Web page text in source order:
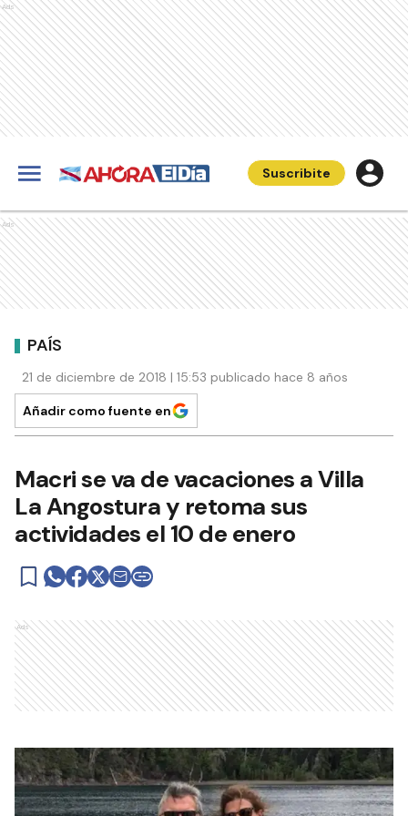
Ads
Suscribite
Ads
PAÍS
21 de diciembre de 2018 | 15:53 publicado hace 8 años
Añadir como fuente en
Macri se va de vacaciones a Villa
La Angostura y retoma sus
actividades el 10 de enero
Ads